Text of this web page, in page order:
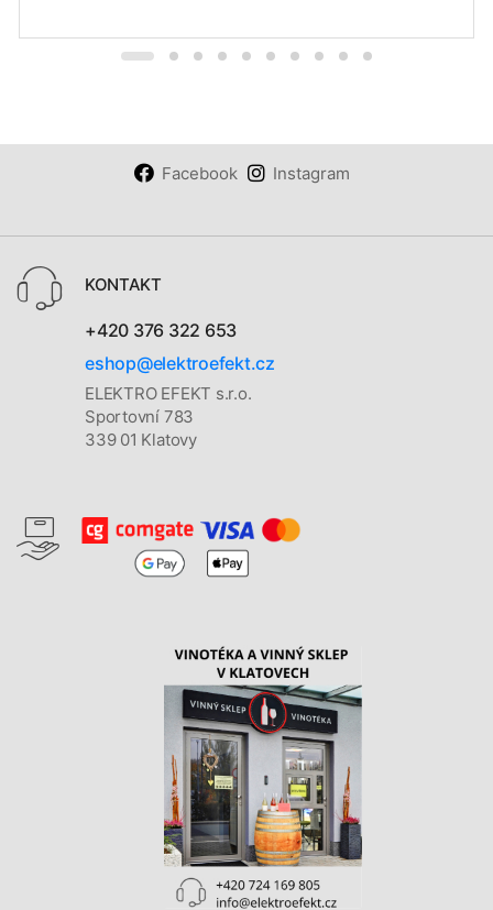
Facebook Instagram
KONTAKT
+420 376 322 653
eshop@elektroefekt.cz
ELEKTRO EFEKT s.r.o.
Sportovní 783
339 01 Klatovy